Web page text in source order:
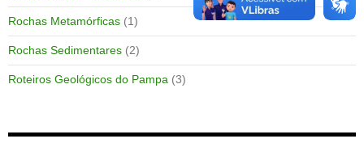
Rochas Metamórficas (1)
Rochas Sedimentares (2)
Roteiros Geológicos do Pampa (3)